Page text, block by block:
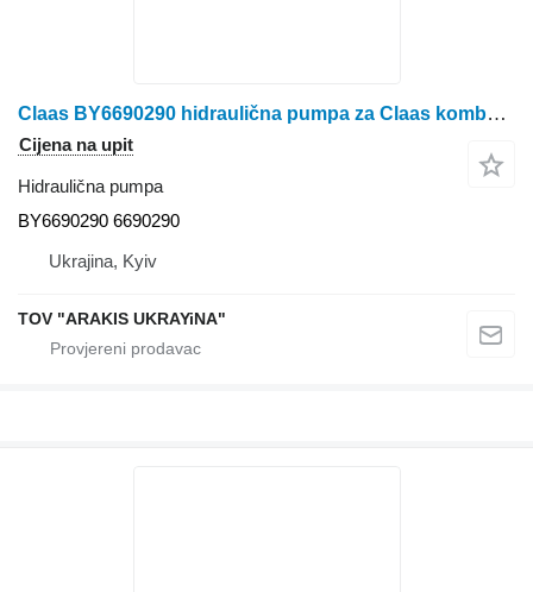
Claas BY6690290 hidraulična pumpa za Claas kombajna za žito
Cijena na upit
Hidraulična pumpa
BY6690290 6690290
Ukrajina, Kyiv
TOV "ARAKIS UKRAYiNA"